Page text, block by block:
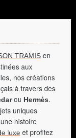
TRAMIS en
aux
nos créations
à travers des
ou Hermès.
uniques
histoire
luxe et profitez